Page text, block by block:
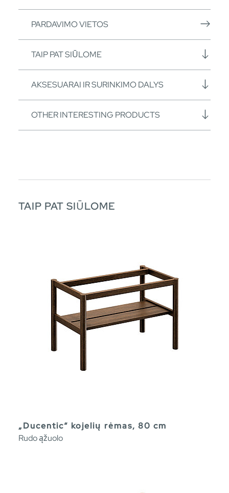
PARDAVIMO VIETOS
TAIP PAT SIŪLOME
AKSESUARAI IR SURINKIMO DALYS
OTHER INTERESTING PRODUCTS
TAIP PAT SIŪLOME
„Ducentic“ kojelių rėmas, 80 cm
Rudo ąžuolo